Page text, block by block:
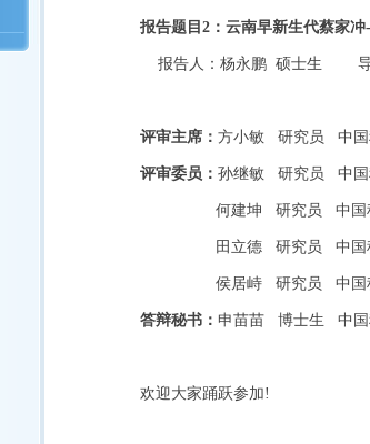
报告题目 2 ：云南早新生代蔡家冲-
报告人：杨永鹏 硕士生
评审主席： 方小敏 研究员 中
评审委员： 孙继敏 研究员 中
何建坤 研究员 中国
田立德 研究员 中国
侯居峙 研究员 中国
答辩秘书： 申苗苗 博士生 中
欢迎大家踊跃参加!